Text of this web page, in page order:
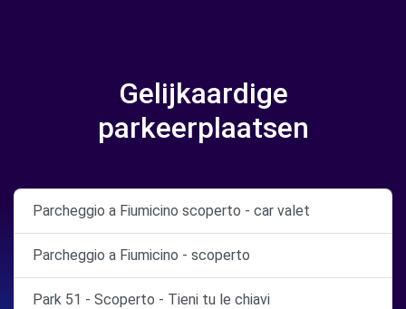
Gelijkaardige
parkeerplaatsen
Parcheggio a Fiumicino scoperto - car valet
Parcheggio a Fiumicino - scoperto
Park 51 - Scoperto - Tieni tu le chiavi